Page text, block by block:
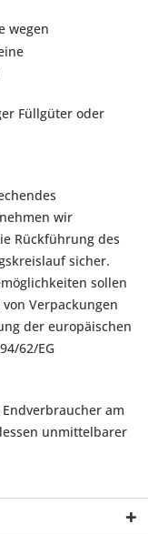
wegen
Füllgüter oder
wir
Rückführung des
sicher.
sollen
Verpackungen
der europäischen
62/EG
am
unmittelbarer